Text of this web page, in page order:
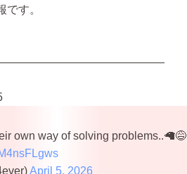
す。
own way of solving problems..🦙😅
April 5, 2026